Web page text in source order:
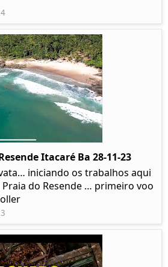
Itacaré Ba 28-11-23
iniciando os trabalhos aqui
do Resende … primeiro voo